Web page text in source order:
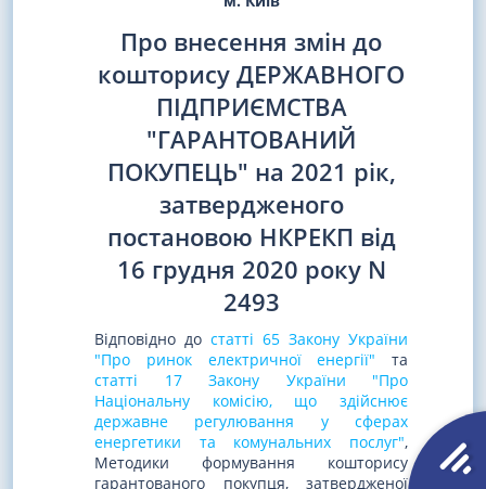
Про внесення змін до
кошторису ДЕРЖАВНОГО
ПІДПРИЄМСТВА
"ГАРАНТОВАНИЙ
ПОКУПЕЦЬ" на 2021 рік,
затвердженого
постановою НКРЕКП від
16 грудня 2020 року N
2493
Відповідно до статті 65 Закону України
"Про ринок електричної енергії" та
статті 17 Закону України "Про
Національну комісію, що здійснює
державне регулювання у сферах
енергетики та комунальних послуг",
Методики формування кошторису
гарантованого покупця, затвердженої